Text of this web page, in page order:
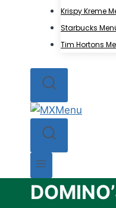
Krispy Kreme
Starbucks
Tim Hortons